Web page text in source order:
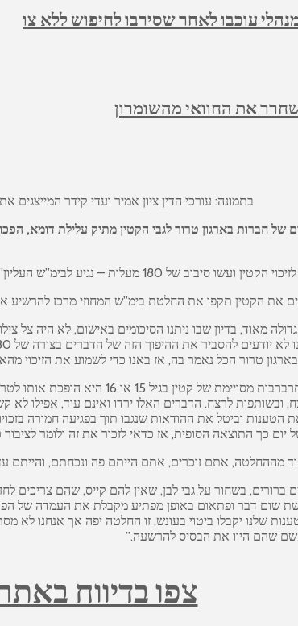
עוכבו לאחר שסירבו לחיפוש ללא צו
את החוואי מהשומרון
בתמונה: עורכי הדין ציון אמיר ועדי קידר המייצגים את
חברות בארגון טרור לגבי הקטין מתיק עלילת דומא,
של 180 מעלות – נגיע לבימ”ש העליון”
את הקטין תקפו את החלטת בימ”ש המחוזי מרכז
מאוד, בדיון שבו ניתנו הסיכומים באישום, לא היה
טרור הכל נאמר בה, אז באנו כדי לשמוע את הזיכוי
עו”ד אמיר הוסיף “בימ”ש העליון
ובשותפות לרצח. הדברים האלו ירדו ואינם עוד, אפילו
וביטל את ההודאות שנגבו תוך בפגיעה חמורה
כך התוצאה הסופית, אז כדאי לזכור את זה ולומר
מההחלטה, אתם זוכרים, אתם הייתם פה ונכחתם,
בשחור על גבי לבן, שאין להם קייס, שהם צריכים
שום דבר ופתאום באופן מפתיע מקבלת את העמדה של
שלנו יקבלו ביטוי בעונש, זו החלטה יפה אך אנחנו
שהם היוו את הבסיס להרשעה.”
צפו בדיווח